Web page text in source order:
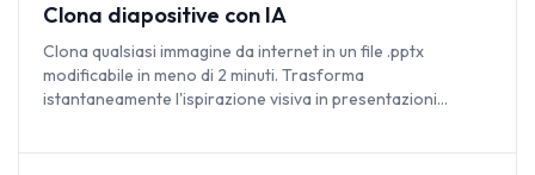
Clona diapositive con IA
Clona qualsiasi immagine da internet in un file .pptx
modificabile in meno di 2 minuti. Trasforma
istantaneamente l'ispirazione visiva in presentazioni